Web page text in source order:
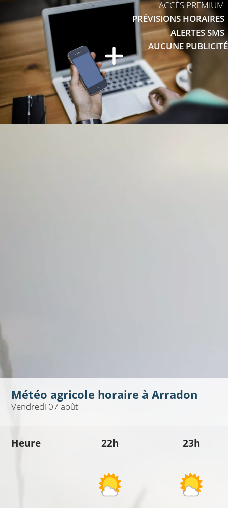
ACCÈS PREMIUM
PRÉVISIONS HORAIRES
ALERTES SMS
AUCUNE PUBLICITÉ
Météo agricole horaire à Arradon
Vendredi 07 août
Heure 22h 23h